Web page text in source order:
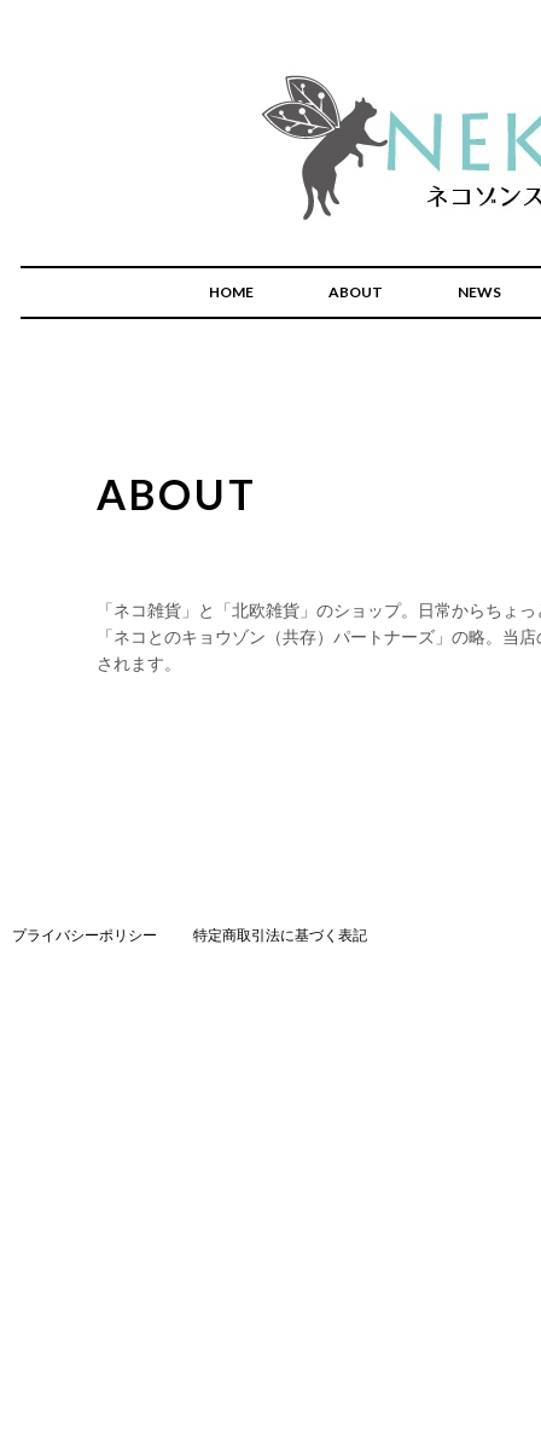
HOME ABOUT NEWS
ABOUT
「ネコ雑貨」と「北欧雑貨」のショップ。日常からちょ
「ネコとのキョウゾン（共存）パートナーズ」の略。当
されます。
プライバシーポリシー 特定商取引法に基づく表記